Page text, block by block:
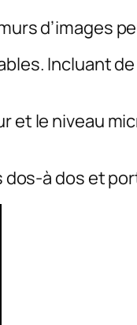
d’images
Incluant
et le niveau
à dos et